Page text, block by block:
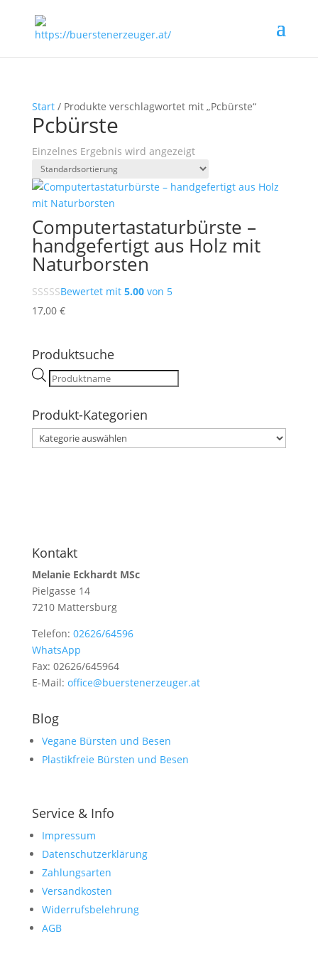
Start/ Produkte verschlagwortet mit „Pcbürste“
Pcbürste
Einzelnes Ergebnis wird angezeigt
Computertastaturbürste –
handgefertigt aus Holz mit
Naturborsten
Bewertet mit 5.00von 5
17,00 €
Produktsuche
Products
Produkt-Kategorien
Kontakt
Melanie Eckhardt MSc
Pielgasse 14
7210 Mattersburg
Telefon: 02626/64596
WhatsApp
Fax: 02626/645964
E-Mail: office@buerstenerzeuger.at
Blog
Vegane Bürsten und Besen
Plastikfreie Bürsten und Besen
Service & Info
Impressum
Datenschutzerklärung
Zahlungsarten
Versandkosten
Widerrufsbelehrung
AGB